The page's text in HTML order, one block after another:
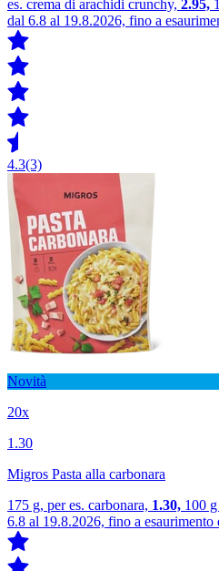
es. crema di arachidi crunchy, 2.95,
dal 6.8 al 19.8.2026, fino a
4.3(3)
Novità
20x
1.30
Migros Pasta alla carbonara
175 g, per es. carbonara, 1.30, 100
6.8 al 19.8.2026, fino a esaurimento